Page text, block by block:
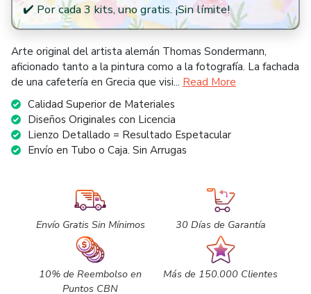
✔️ Por cada 3 kits, uno gratis. ¡Sin límite!
Arte original del artista alemán Thomas Sondermann,
aficionado tanto a la pintura como a la fotografía. La fachada
de una cafetería en Grecia que visi... Read More
Calidad Superior de Materiales
Diseños Originales con Licencia
Lienzo Detallado = Resultado Espetacular
Envío en Tubo o Caja. Sin Arrugas
Envío Gratis Sin Mínimos 30 Días de Garantía
10% de Reembolso en
Puntos CBN
Más de 150.000 Clientes